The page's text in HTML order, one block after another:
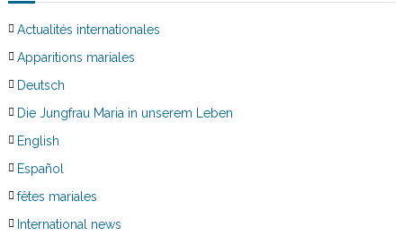
Actualités internationales
Apparitions mariales
Deutsch
Die Jungfrau Maria in unserem Leben
English
Español
fêtes mariales
International news